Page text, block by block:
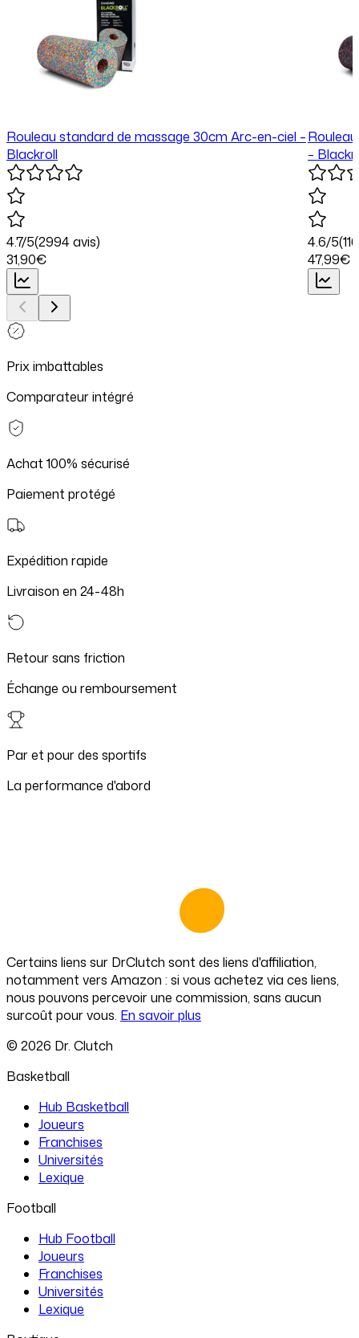
Rouleau standard de massage 30cm Arc-en-ciel –
Blackroll
4.7/5(2994avis)
31,90€
–
4.6/5(
47,99€
Prix imbattables
Comparateur intégré
Achat 100% sécurisé
Paiement protégé
Expédition rapide
Livraison en 24-48h
Retour sans friction
Échange ou remboursement
Par et pour des sportifs
La performance d'abord
Certains liens sur DrClutch sont des liens d'affiliation,
notamment vers Amazon : si vous achetez via ces liens,
nous pouvons percevoir une commission, sans aucun
surcoût pour vous. En savoir plus
© 2026 Dr. Clutch
Basketball
Hub Basketball
Joueurs
Franchises
Universités
Lexique
Football
Hub Football
Joueurs
Franchises
Universités
Lexique